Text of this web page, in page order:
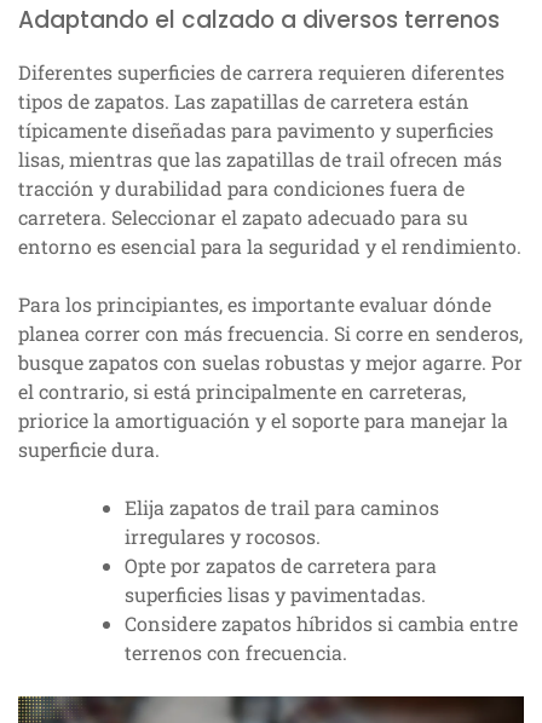
Adaptando el calzado a diversos terrenos
Diferentes superficies de carrera requieren diferentes
tipos de zapatos. Las zapatillas de carretera están
típicamente diseñadas para pavimento y superficies
lisas, mientras que las zapatillas de trail ofrecen más
tracción y durabilidad para condiciones fuera de
carretera. Seleccionar el zapato adecuado para su
entorno es esencial para la seguridad y el rendimiento.
Para los principiantes, es importante evaluar dónde
planea correr con más frecuencia. Si corre en senderos,
busque zapatos con suelas robustas y mejor agarre. Por
el contrario, si está principalmente en carreteras,
priorice la amortiguación y el soporte para manejar la
superficie dura.
Elija zapatos de trail para caminos
irregulares y rocosos.
Opte por zapatos de carretera para
superficies lisas y pavimentadas.
Considere zapatos híbridos si cambia entre
terrenos con frecuencia.